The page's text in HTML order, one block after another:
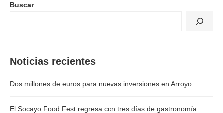
Buscar
Noticias recientes
Dos millones de euros para nuevas inversiones en Arroyo
El Socayo Food Fest regresa con tres días de gastronomía